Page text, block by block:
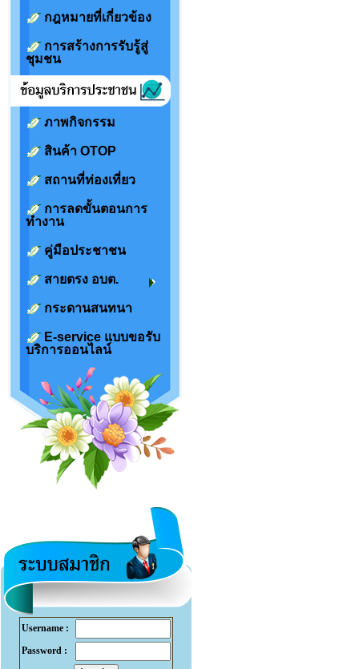
กฎหมายที่เกี่ยวข้อง
การสร้างการรับรู้สู่
ชุมชน
ภาพกิจกรรม
สินค้า OTOP
สถานที่ท่องเที่ยว
การลดขั้นตอนการ
ทำงาน
คู่มือประชาชน
สายตรง อบต.
กระดานสนทนา
E-service แบบขอรับ
บริการออนไลน์
Username :
Password :